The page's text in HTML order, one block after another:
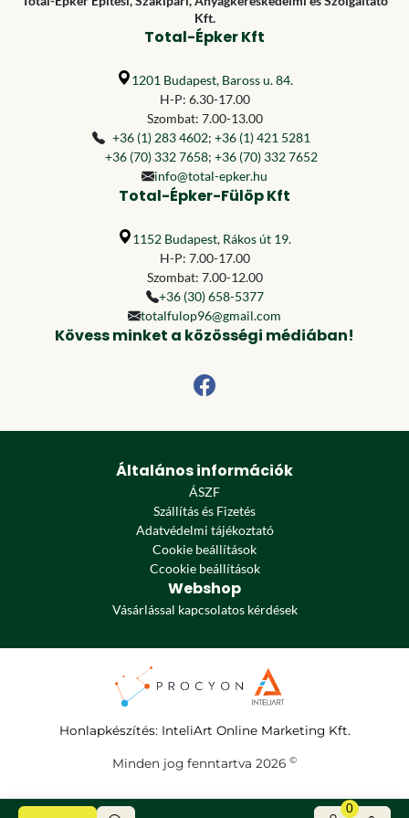
0
Kft.
Total-Épker Kft
1201 Budapest, Baross u. 84.
H-P: 6.30-17.00
Szombat: 7.00-13.00
+36 (1) 283 4602; +36 (1) 421 5281
+36 (70) 332 7658; +36 (70) 332 7652
info@total-epker.hu
Total-Épker-Fülöp Kft
1152 Budapest, Rákos út 19.
H-P: 7.00-17.00
Szombat: 7.00-12.00
+36 (30) 658-5377
totalfulop96@gmail.com
Kövess minket a közösségi médiában!
Általános információk
ÁSZF
Szállítás és Fizetés
Adatvédelmi tájékoztató
Cookie beállítások
Ccookie beállítások
Webshop
Vásárlással kapcsolatos kérdések
Honlapkészítés: InteliArt Online Marketing Kft.
Minden jog fenntartva 2026 ©